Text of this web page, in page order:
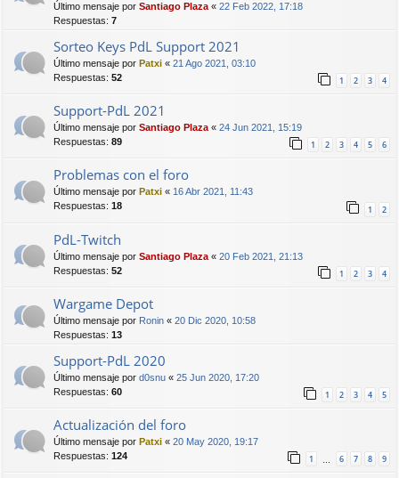
Último mensaje por Santiago Plaza « 22 Feb 2022, 17:18
Respuestas: 7
Sorteo Keys PdL Support 2021
Último mensaje por Patxi « 21 Ago 2021, 03:10
Respuestas: 52 1 2 3 4
Support-PdL 2021
Último mensaje por Santiago Plaza « 24 Jun 2021, 15:19
Respuestas: 89 1 2 3 4 5 6
Problemas con el foro
Último mensaje por Patxi « 16 Abr 2021, 11:43
Respuestas: 18 1 2
PdL-Twitch
Último mensaje por Santiago Plaza « 20 Feb 2021, 21:13
Respuestas: 52 1 2 3 4
Wargame Depot
Último mensaje por Ronin « 20 Dic 2020, 10:58
Respuestas: 13
Support-PdL 2020
Último mensaje por d0snu « 25 Jun 2020, 17:20
Respuestas: 60 1 2 3 4 5
Actualización del foro
Último mensaje por Patxi « 20 May 2020, 19:17
Respuestas: 124 1 6 7 8 9